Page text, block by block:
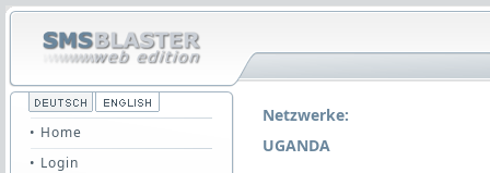
• Home
• Login
Netzwerke:
UGANDA